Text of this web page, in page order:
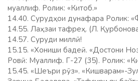
муаллиф. Ролик: «Китоб.»
14.40. Сурудҳои дунафара Ролик:
14.55. Лаҳзаи тафреҳ. (Л.
14.57. Суруди миллӣ!
15.15. «Хониши бадеӣ. «Достони
Ровӣ: Муаллиф. Г-27 (35). Ролик:
15.45. «Шеъри рӯз». «Кишварам»-